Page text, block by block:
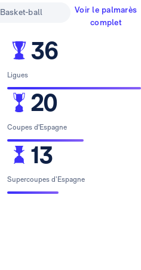
Basket-ball
Voir le palmarès
complet
36
Ligues
20
Coupes d'Espagne
13
Supercoupes d’Espagne